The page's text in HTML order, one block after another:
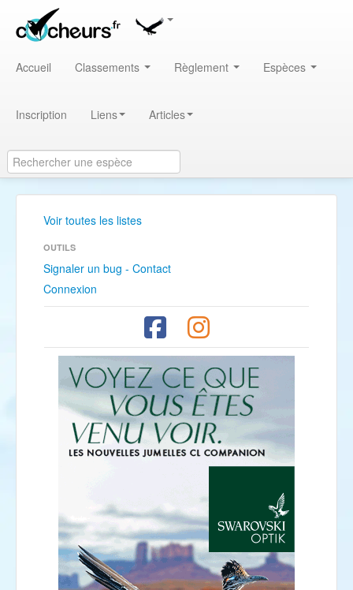
Accueil Classements Règlement Espèces
Inscription Liens Articles
Voir toutes les listes
OUTILS
Signaler un bug - Contact
Connexion